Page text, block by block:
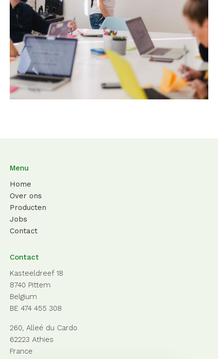
Menu
Home
Over ons
Producten
Jobs
Contact
Contact
Kasteeldreef 18
8740 Pittem
Belgium
BE 474 455 308
260, Alleé du Cardo
62223 Athies
France